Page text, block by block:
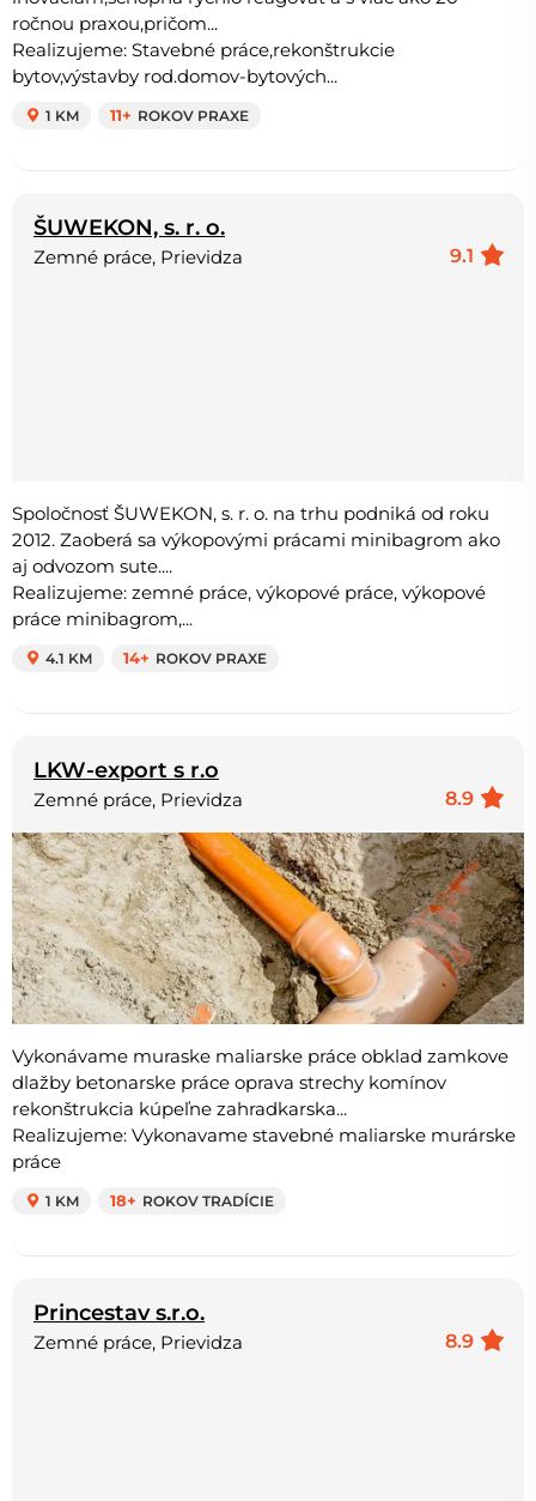
ročnou praxou,pričom...
Realizujeme: Stavebné práce,rekonštrukcie
bytov,výstavby rod.domov-bytových...
1 KM 11+ ROKOV PRAXE
ŠUWEKON, s. r. o.
9.1
Zemné práce, Prievidza
Spoločnosť ŠUWEKON, s. r. o. na trhu podniká od roku
2012. Zaoberá sa výkopovými prácami minibagrom ako
aj odvozom sute....
Realizujeme: zemné práce, výkopové práce, výkopové
práce minibagrom,...
4.1 KM 14+ ROKOV PRAXE
LKW-export s r.o
8.9
Zemné práce, Prievidza
Vykonávame muraske maliarske práce obklad zamkove
dlažby betonarske práce oprava strechy komínov
rekonštrukcia kúpeľne zahradkarska...
Realizujeme: Vykonavame stavebné maliarske murárske
práce
1 KM 18+ ROKOV TRADÍCIE
Princestav s.r.o.
8.9
Zemné práce, Prievidza